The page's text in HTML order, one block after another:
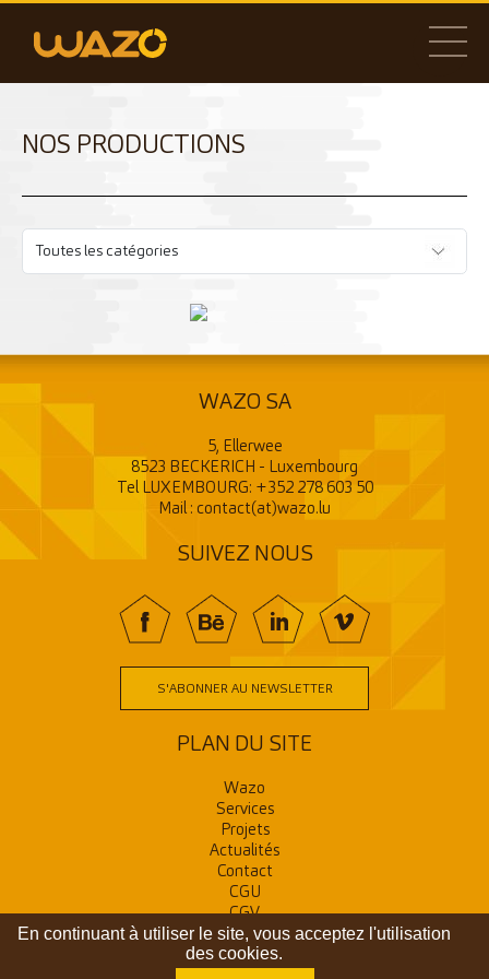
NOS PRODUCTIONS
WAZO SA
5, Ellerwee
8523 BECKERICH - Luxembourg
Tel LUXEMBOURG: +352 278 603 50
Mail : contact(at)wazo.lu
SUIVEZ NOUS
BE In V
S'ABONNER AU NEWSLETTER
PLAN DU SITE
Wazo
Services
Projets
Actualités
Contact
CGU
CGV
RGPD
En continuant à utiliser le site, vous acceptez l'utilisation
des cookies.